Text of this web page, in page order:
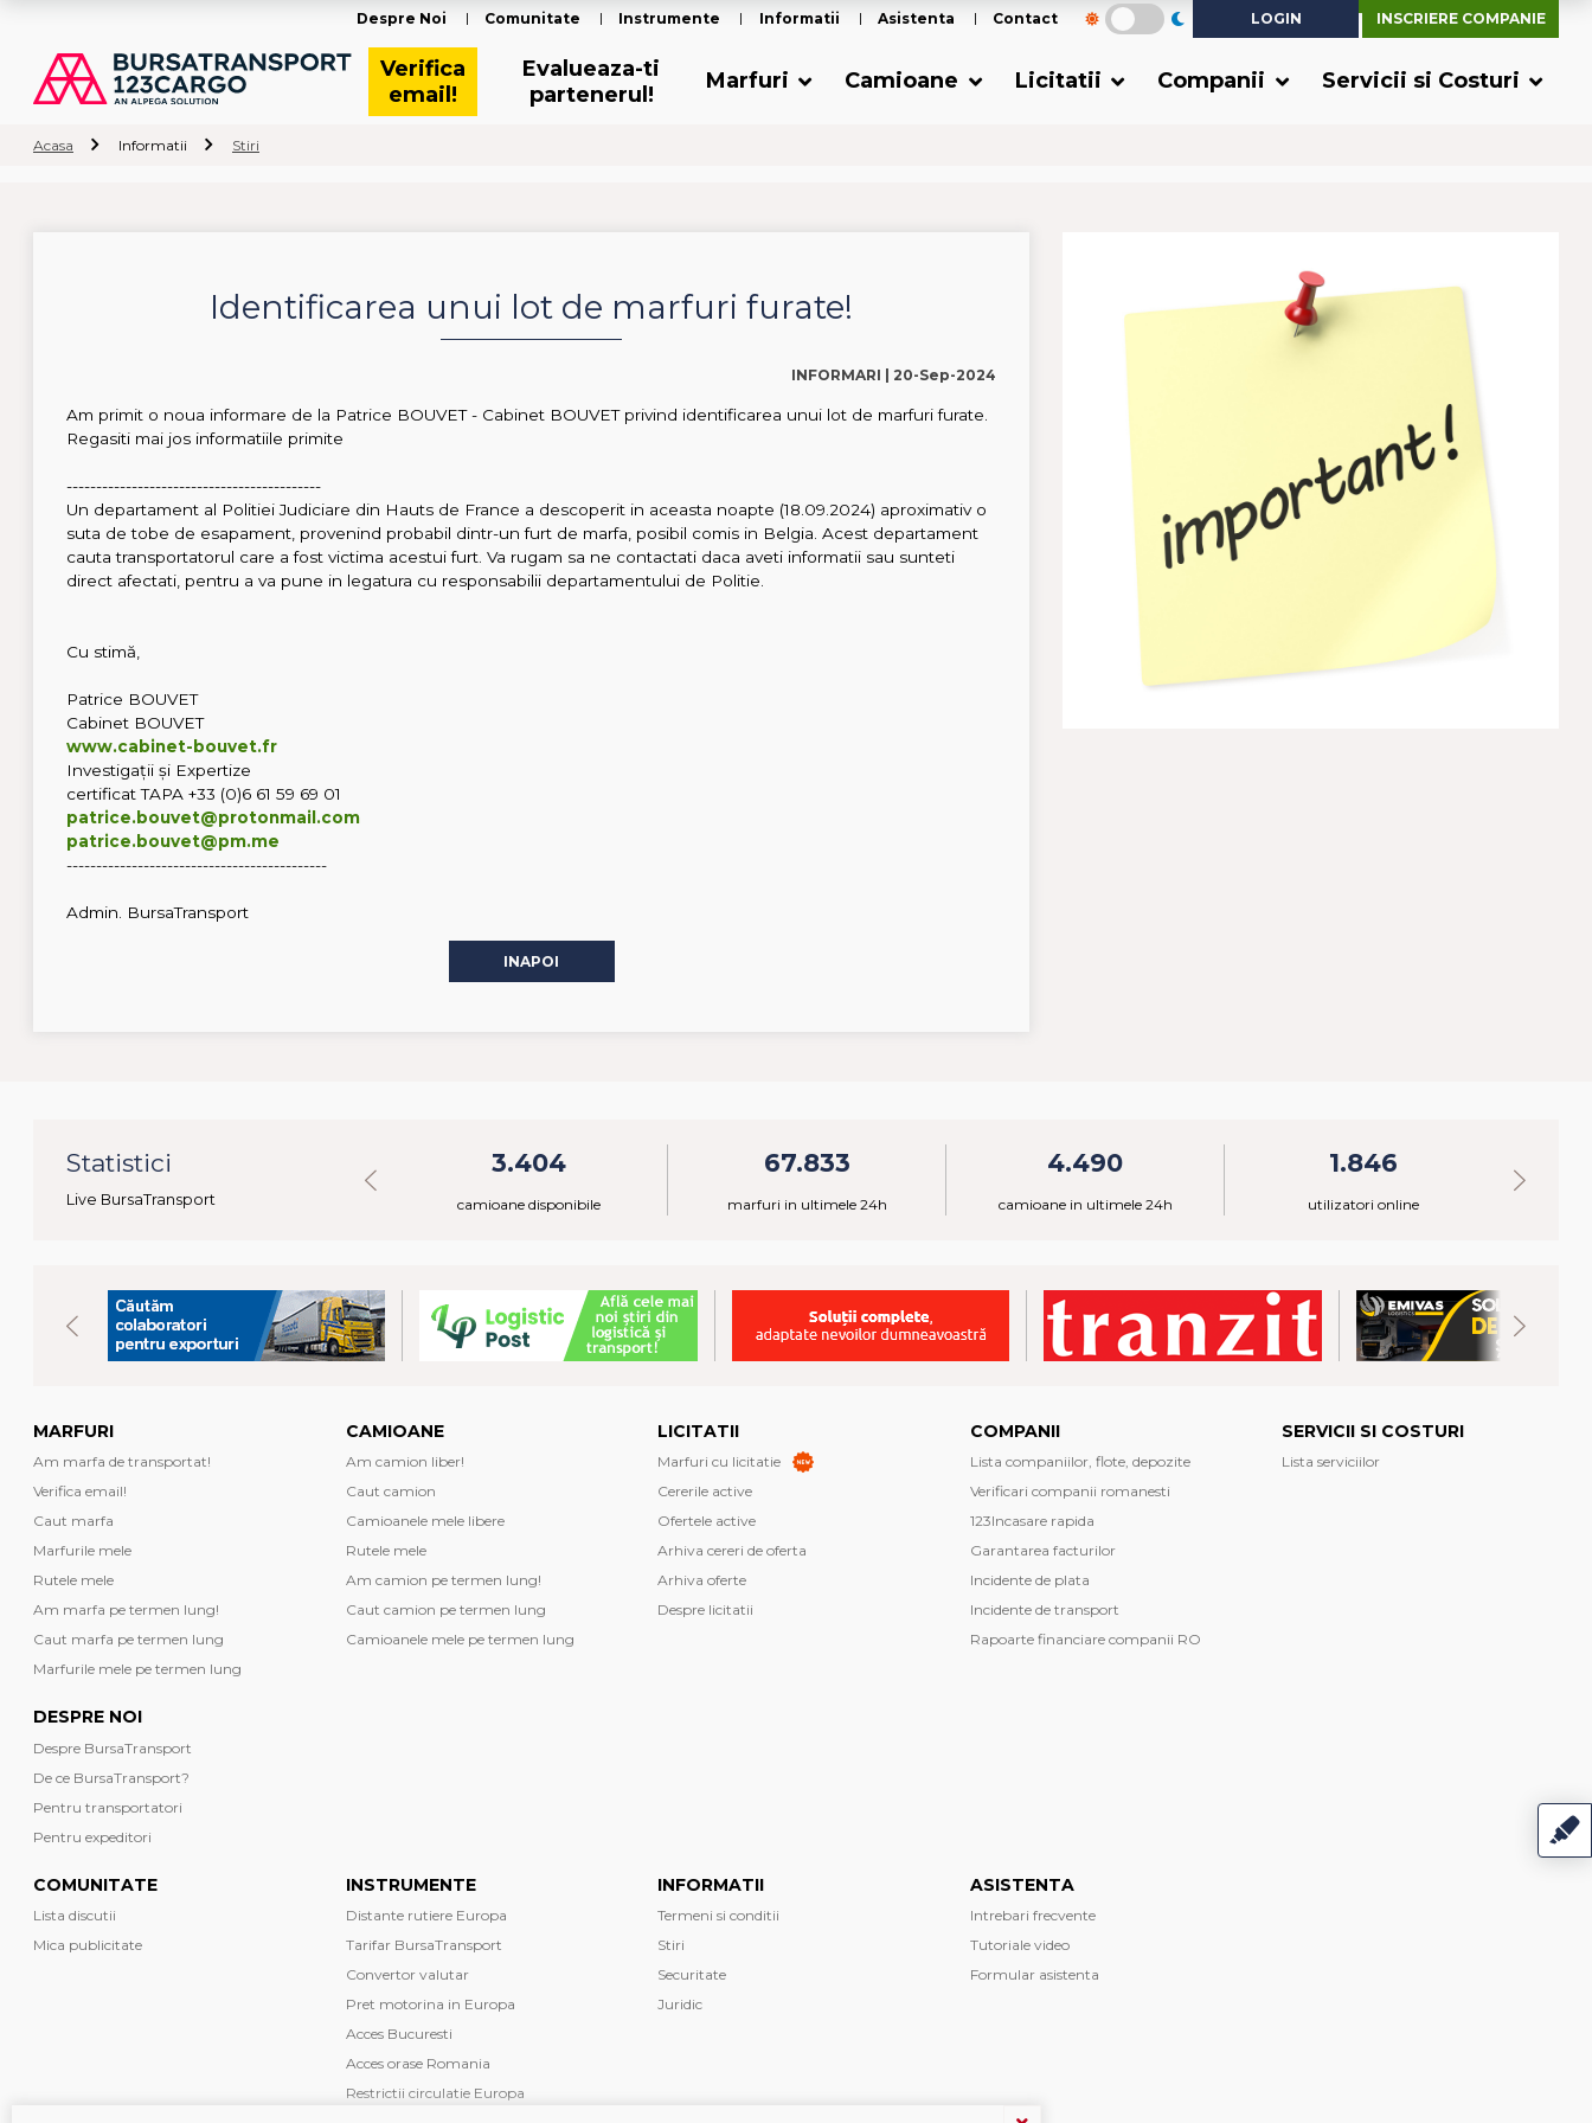
LOGIN
INSCRIERE COMPANIE
Despre Noi Comunitate Instrumente Informatii Asistenta Contact
Verifica
email!
Evalueaza-ti
partenerul!
Marfuri Camioane Licitatii Companii Servicii si Costuri
Acasa Informatii Stiri
Identificarea unui lot de marfuri furate!
INFORMARI |20-Sep-2024
Am primit o noua informare de la Patrice BOUVET - Cabinet BOUVET privind identificarea unui lot de marfuri furate.
Regasiti mai jos informatiile primite
-------------------------------------------
Un departament al Politiei Judiciare din Hauts de France a descoperit in aceasta noapte (18.09.2024) aproximativ o
suta de tobe de esapament, provenind probabil dintr-un furt de marfa, posibil comis in Belgia. Acest departament
cauta transportatorul care a fost victima acestui furt. Va rugam sa ne contactati daca aveti informatii sau sunteti
direct afectati, pentru a va pune in legatura cu responsabilii departamentului de Politie.
Cu stimă,
Patrice BOUVET
Cabinet BOUVET
www.cabinet-bouvet.fr
Investigații și Expertize
certificat TAPA +33 (0)6 61 59 69 01
patrice.bouvet@protonmail.com
patrice.bouvet@pm.me
--------------------------------------------
Admin. BursaTransport
INAPOI
Statistici
Live BursaTransportmarfuri disponibile
3.404
camioane disponibile
67.833
marfuri in ultimele 24h
4.490
camioane in ultimele 24h
1.846
utilizatori online
MARFURI
Am marfa de transportat!
Verifica email!
Caut marfa
Marfurile mele
Rutele mele
Am marfa pe termen lung!
Caut marfa pe termen lung
Marfurile mele pe termen lung
CAMIOANE
Am camion liber!
Caut camion
Camioanele mele libere
Rutele mele
Am camion pe termen lung!
Caut camion pe termen lung
Camioanele mele pe termen lung
LICITATII
Marfuri cu licitatie
Cererile active
Ofertele active
Arhiva cereri de oferta
Arhiva oferte
Despre licitatii
COMPANII
Lista companiilor, flote, depozite
Verificari companii romanesti
123Incasare rapida
Garantarea facturilor
Incidente de plata
Incidente de transport
Rapoarte financiare companii RO
SERVICII SI COSTURI
Lista serviciilor
DESPRE NOI
Despre BursaTransport
De ce BursaTransport?
Pentru transportatori
Pentru expeditori
COMUNITATE
Lista discutii
Mica publicitate
INSTRUMENTE
Distante rutiere Europa
Tarifar BursaTransport
Convertor valutar
Pret motorina in Europa
Acces Bucuresti
Acces orase Romania
Restrictii circulatie Europa
INFORMATII
Termeni si conditii
Stiri
Securitate
Juridic
ASISTENTA
Intrebari frecvente
Tutoriale video
Formular asistenta